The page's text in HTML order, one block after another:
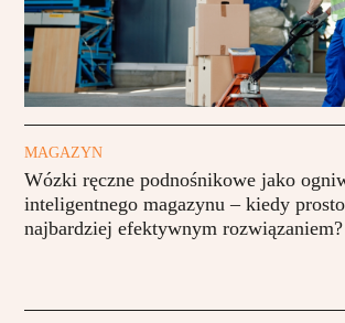
MAGAZYN
Wózki ręczne podnośnikowe jako
inteligentnego magazynu – kiedy
najbardziej efektywnym rozwiązaniem?